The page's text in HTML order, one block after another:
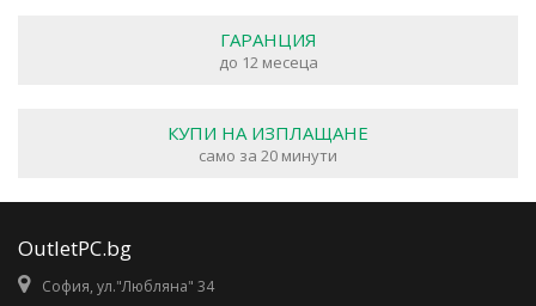
ГАРАНЦИЯ
до 12 месеца
КУПИ НА ИЗПЛАЩАНЕ
само за 20 минути
OutletPC.bg
София, ул."Любляна" 34